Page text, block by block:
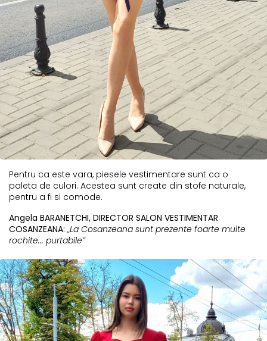
Pentru ca este vara, piesele vestimentare sunt ca o
paleta de culori. Acestea sunt create din stofe naturale,
pentru a fi si comode.
Angela BARANETCHI, DIRECTOR SALON VESTIMENTAR
COSANZEANA: „La Cosanzeana sunt prezente foarte multe
rochite... purtabile”